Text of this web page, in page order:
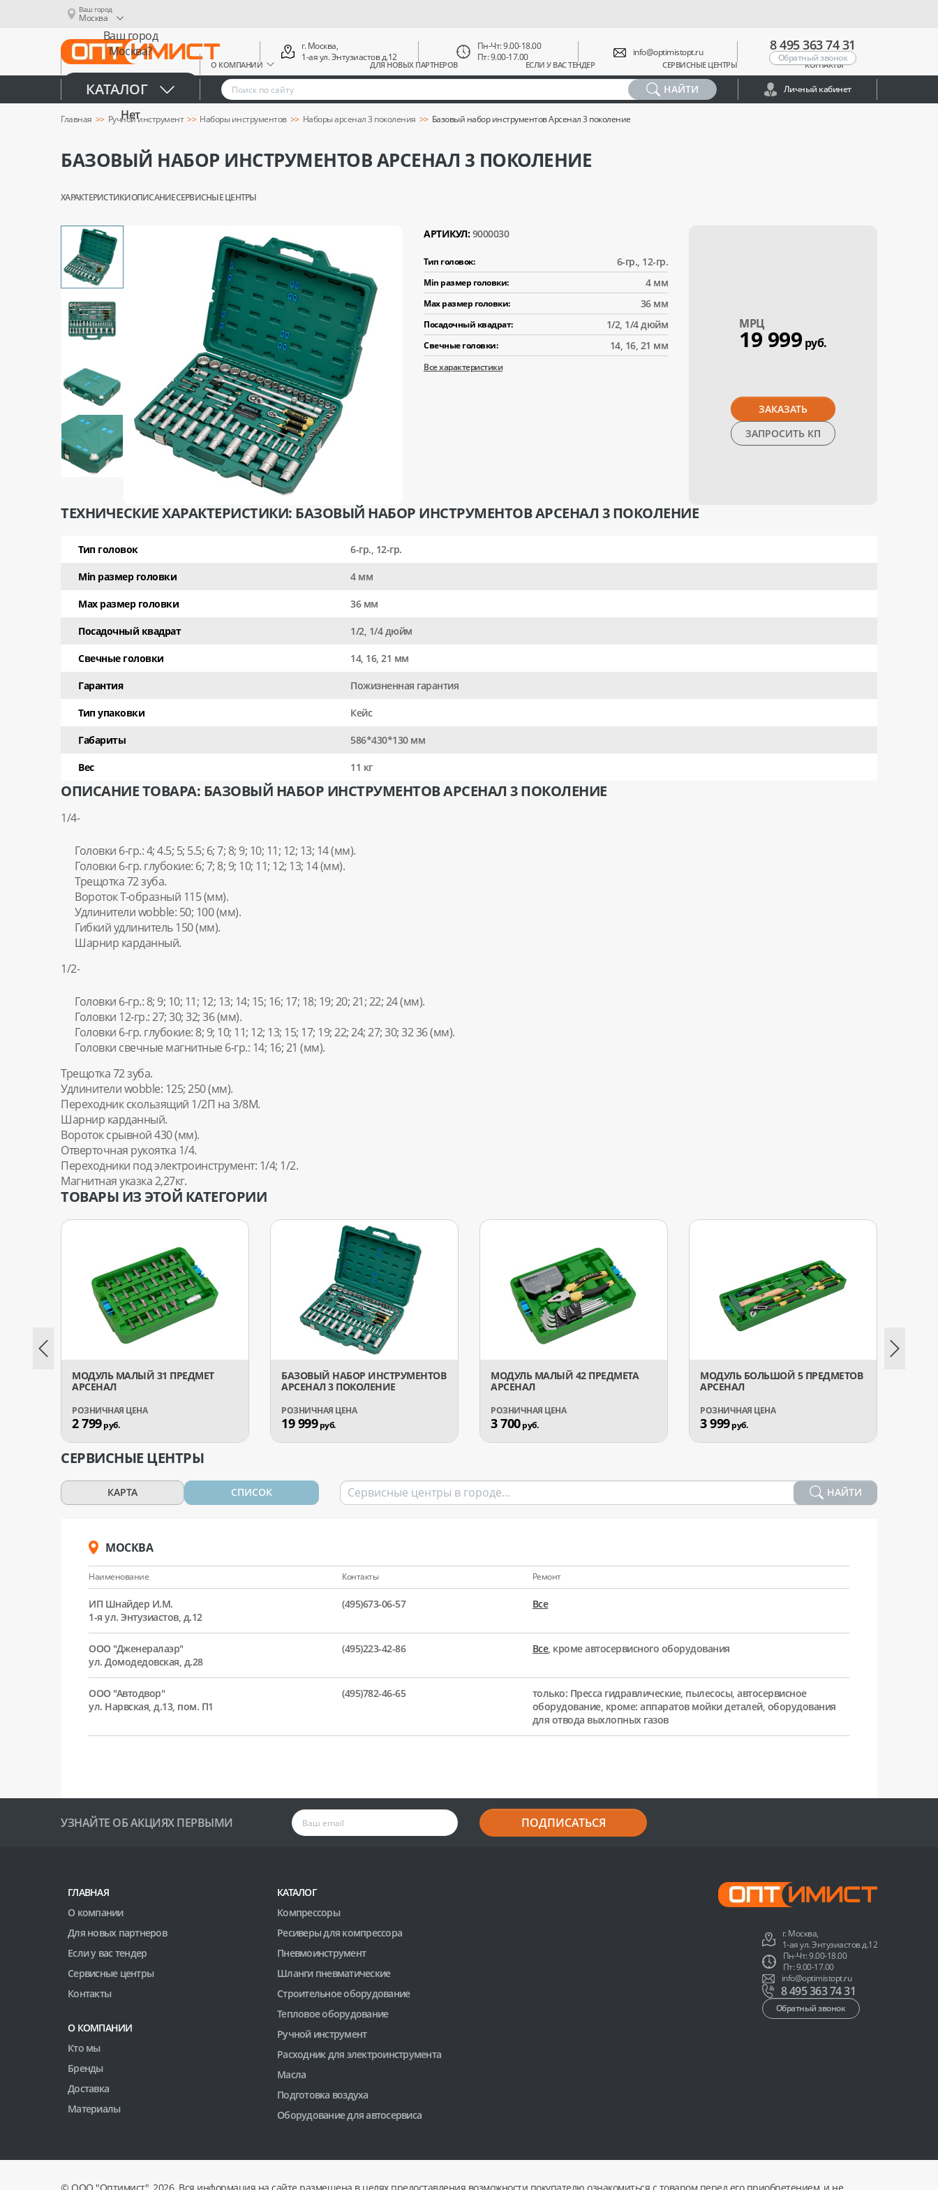
Ваш город
Москва
Ваш город
Москва?
Да
Нет
О КОМПАНИИ ДЛЯ НОВЫХ ПАРТНЕРОВ ЕСЛИ У ВАС ТЕНДЕР СЕРВИСНЫЕ ЦЕНТРЫ КОНТАКТЫ
г. Москва,
1-ая ул. Энтузиастов д.12
Пн-Чт: 9.00-18.00
Пт: 9.00-17.00
info@optimistopt.ru 8 495 363 74 31
Обратный звонок
КАТАЛОГ НАЙТИ Личный кабинет
Главная Ручной инструмент Наборы инструментов Наборы арсенал 3 поколения Базовый набор инструментов Арсенал 3 поколение
БАЗОВЫЙ НАБОР ИНСТРУМЕНТОВ АРСЕНАЛ 3 ПОКОЛЕНИЕ
ХАРАКТЕРИСТИКИОПИСАНИЕСЕРВИСНЫЕ ЦЕНТРЫ
АРТИКУЛ: 9000030
Тип головок: 6-гр., 12-гр.
Min размер головки: 4 мм
Max размер головки: 36 мм
Посадочный квадрат: 1/2, 1/4 дюйм
Свечные головки: 14, 16, 21 мм
Все характеристики
МPЦ
19 999 руб.
ЗАКАЗАТЬ
ЗАПРОСИТЬ КП
ТЕХНИЧЕСКИЕ ХАРАКТЕРИСТИКИ: БАЗОВЫЙ НАБОР ИНСТРУМЕНТОВ АРСЕНАЛ 3 ПОКОЛЕНИЕ
Тип головок 6-гр., 12-гр.
Min размер головки 4 мм
Max размер головки 36 мм
Посадочный квадрат 1/2, 1/4 дюйм
Свечные головки 14, 16, 21 мм
Гарантия Пожизненная гарантия
Тип упаковки Кейс
Габариты 586*430*130 мм
Вес 11 кг
ОПИСАНИЕ ТОВАРА: БАЗОВЫЙ НАБОР ИНСТРУМЕНТОВ АРСЕНАЛ 3 ПОКОЛЕНИЕ
1/4-
Головки 6-гр.: 4; 4.5; 5; 5.5; 6; 7; 8; 9; 10; 11; 12; 13; 14 (мм).
Головки 6-гр. глубокие: 6; 7; 8; 9; 10; 11; 12; 13; 14 (мм).
Трещотка 72 зуба.
Вороток Т-образный 115 (мм).
Удлинители wobble: 50; 100 (мм).
Гибкий удлинитель 150 (мм).
Шарнир карданный.
1/2-
Головки 6-гр.: 8; 9; 10; 11; 12; 13; 14; 15; 16; 17; 18; 19; 20; 21; 22; 24 (мм).
Головки 12-гр.: 27; 30; 32; 36 (мм).
Головки 6-гр. глубокие: 8; 9; 10; 11; 12; 13; 15; 17; 19; 22; 24; 27; 30; 32 36 (мм).
Головки свечные магнитные 6-гр.: 14; 16; 21 (мм).
Трещотка 72 зуба.
Удлинители wobble: 125; 250 (мм).
Переходник скользящий 1/2П на 3/8М.
Шарнир карданный.
Вороток срывной 430 (мм).
Отверточная рукоятка 1/4.
Переходники под электроинструмент: 1/4; 1/2.
Магнитная указка 2,27кг.
ТОВАРЫ ИЗ ЭТОЙ КАТЕГОРИИ
МОДУЛЬ МАЛЫЙ 31 ПРЕДМЕТ
АРСЕНАЛ
2 799руб.
БАЗОВЫЙ НАБОР ИНСТРУМЕНТОВ
АРСЕНАЛ 3 ПОКОЛЕНИЕ
19 999руб.
МОДУЛЬ МАЛЫЙ 42 ПРЕДМЕТА
АРСЕНАЛ
3 700руб.
МОДУЛЬ БОЛЬШОЙ 5 ПРЕДМЕТОВ
АРСЕНАЛ
3 999руб.
СЕРВИСНЫЕ ЦЕНТРЫ
КАРТА СПИСОК НАЙТИ
МОСКВА
Наименование Контакты Ремонт
ИП Шнайдер И.М.
1-я ул. Энтузиастов, д.12
(495)673-06-57 Все
ООО "Дженералаэр"
ул. Домодедовская, д.28
(495)223-42-86 Все, кроме автосервисного оборудования
ООО "Автодвор"
ул. Нарвская, д.13, пом. П1
(495)782-46-65
только: Пресса гидравлические, пылесосы, автосервисное
оборудование, кроме: аппаратов мойки деталей, оборудования
для отвода выхлопных газов
УЗНАЙТЕ ОБ АКЦИЯХ ПЕРВЫМИ ПОДПИСАТЬСЯ
ГЛАВНАЯ
О компании
Для новых партнеров
Если у вас тендер
Сервисные центры
Контакты
О КОМПАНИИ
Кто мы
Бренды
Доставка
Материалы
КАТАЛОГ
Компрессоры
Ресиверы для компрессора
Пневмоинструмент
Шланги пневматические
Строительное оборудование
Тепловое оборудование
Ручной инструмент
Расходник для электроинструмента
Масла
Подготовка воздуха
Оборудование для автосервиса
г. Москва,
1-ая ул. Энтузиастов д.12
Пн-Чт: 9.00-18.00
Пт: 9.00-17.00
info@optimistopt.ru
8 495 363 74 31
Обратный звонок